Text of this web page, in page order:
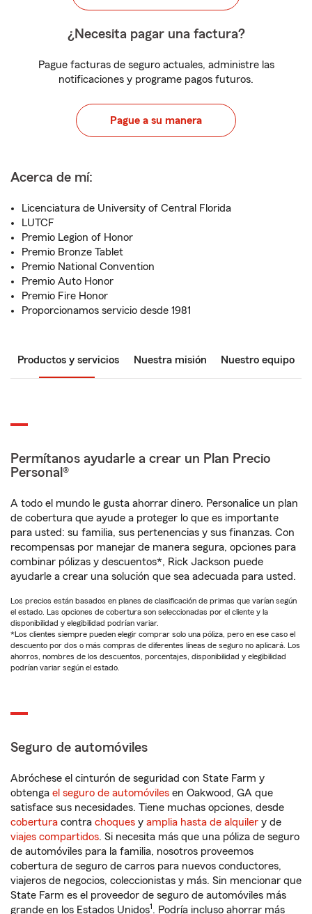
¿Necesita pagar una factura?
Pague facturas de seguro actuales, administre las
notificaciones y programe pagos futuros.
Pague a su manera
Acerca de mí:
Licenciatura de University of Central Florida
LUTCF
Premio Legion of Honor
Premio Bronze Tablet
Premio National Convention
Premio Auto Honor
Premio Fire Honor
Proporcionamos servicio desde 1981
Productos y servicios Nuestra misión Nuestro equipo
Permítanos ayudarle a crear un Plan Precio
Personal®
A todo el mundo le gusta ahorrar dinero. Personalice un plan
de cobertura que ayude a proteger lo que es importante
para usted: su familia, sus pertenencias y sus finanzas. Con
recompensas por manejar de manera segura, opciones para
combinar pólizas y descuentos*, Rick Jackson puede
ayudarle a crear una solución que sea adecuada para usted.
Los precios están basados en planes de clasificación de primas que varían según
el estado. Las opciones de cobertura son seleccionadas por el cliente y la
disponibilidad y elegibilidad podrían variar.
*Los clientes siempre pueden elegir comprar solo una póliza, pero en ese caso el
descuento por dos o más compras de diferentes líneas de seguro no aplicará. Los
ahorros, nombres de los descuentos, porcentajes, disponibilidad y elegibilidad
podrían variar según el estado.
Seguro de automóviles
Abróchese el cinturón de seguridad con State Farm y
obtenga el seguro de automóviles en Oakwood, GA que
satisface sus necesidades. Tiene muchas opciones, desde
cobertura contra choques y amplia hasta de alquiler y de
viajes compartidos. Si necesita más que una póliza de seguro
de automóviles para la familia, nosotros proveemos
cobertura de seguro de carros para nuevos conductores,
viajeros de negocios, coleccionistas y más. Sin mencionar que
State Farm es el proveedor de seguro de automóviles más
grande en los Estados Unidos1. Podría incluso ahorrar más